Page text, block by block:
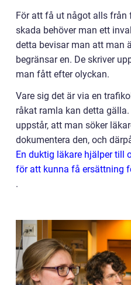
För att få ut något alls
skada behöver man ett
detta bevisar man att man
begränsar en. De skriver
man fått efter olyckan.
Vare sig det är via en
råkat ramla kan detta
uppstår, att man söker
dokumentera den, och
En duktig läkare hjälper till
för att kunna få ersättning
.